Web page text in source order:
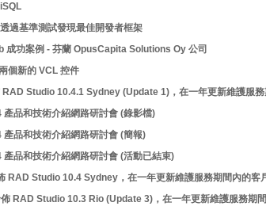
過基準測試發現最佳開發者框架
成功案例 - 芬蘭 OpusCapita Solutions Oy 公司
個新的 VCL 控件
Studio 10.4.1 Sydney (Update 1)，在一年更新維護服
品和技術介紹網路研討會 (錄影檔)
品和技術介紹網路研討會 (簡報)
品和技術介紹網路研討會 (活動已結束)
RAD Studio 10.4 Sydney，在一年更新維護服務期間內的客
RAD Studio 10.3 Rio (Update 3)，在一年更新維護服務期